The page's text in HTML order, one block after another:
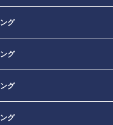
グ
グ
グ
グ